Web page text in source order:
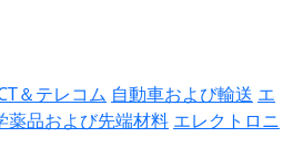
＆テレコム 自動車および輸送 エ
薬品および先端材料 エレクトロニ